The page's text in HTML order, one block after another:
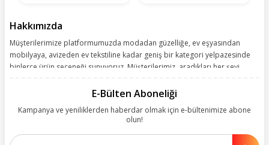
Hakkımızda
Müşterilerimize platformumuzda modadan güzelliğe, ev eşyasından
mobilyaya, avizeden ev tekstiline kadar geniş bir kategori yelpazesinde
binlerce ürün seçeneği sunuyoruz. Müşterilerimiz, aradıkları her şeyi
kolay, kusursuz ve keyifli bir alışveriş yolculuğu sunarken deneyiminize
olanakları sunuyoruz. Çalışmalarımızı müşterilerimizin memnuniyetini
E-Bülten Aboneliği
Kampanya ve yeniliklerden haberdar olmak için e-bültenimize abone
olun!